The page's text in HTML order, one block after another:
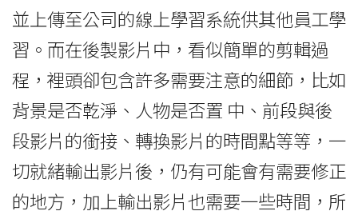
並上傳至公司的線上學習系統供其他員工學
習。而在後製影片中，看似簡單的剪輯過
程，裡頭卻包含許多需要注意的細節，比如
背景是否乾淨、人物是否置 中、前段與後
段影片的銜接、轉換影片的時間點等等，一
切就緒輸出影片後，仍有可能會有需要修正
的地方，加上輸出影片也需要一些時間，所